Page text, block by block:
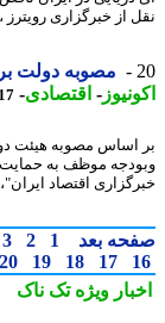
از خبرگزاری رویترز ،
مصوبه دولت برای
-اقتصادی-117 ماه پیش - سه شنبه 23 آذر 1395، 17:37
مصوبه هیئت دولت،
موظف به حمایت از
اقتصاد
بعد 1
2
3
4
17
18
19
20
ویژهتک ناک